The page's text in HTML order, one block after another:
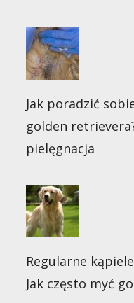
Jak poradzić
golden
pielęgnacja
Regularne
Jak często myć